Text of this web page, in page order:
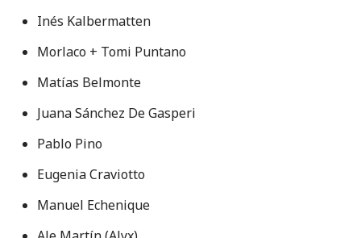
Inés Kalbermatten
Morlaco + Tomi Puntano
Matías Belmonte
Juana Sánchez De Gasperi
Pablo Pino
Eugenia Craviotto
Manuel Echenique